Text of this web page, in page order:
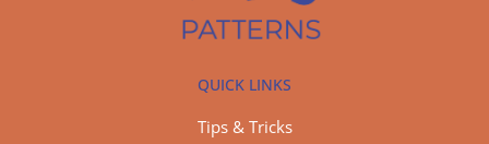
QUICK LINKS
Tips & Tricks